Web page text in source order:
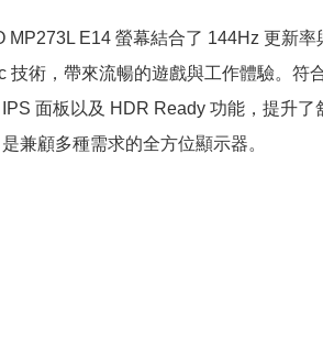
MP273L E14 螢幕結合了 144Hz 更新率
技術，帶來流暢的遊戲與工作體驗。符
面板以及 HDR Ready 功能，提升了
兼顧多種需求的全方位顯示器。